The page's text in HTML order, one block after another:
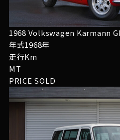
1968 Volkswagen Karmann
年式1968年
走行Km
MT
PRICE SOLD